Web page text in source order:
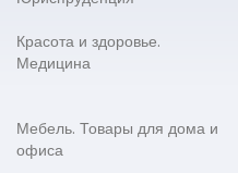
Красота и здоровье.
Медицина
Мебель. Товары для дома и
офиса